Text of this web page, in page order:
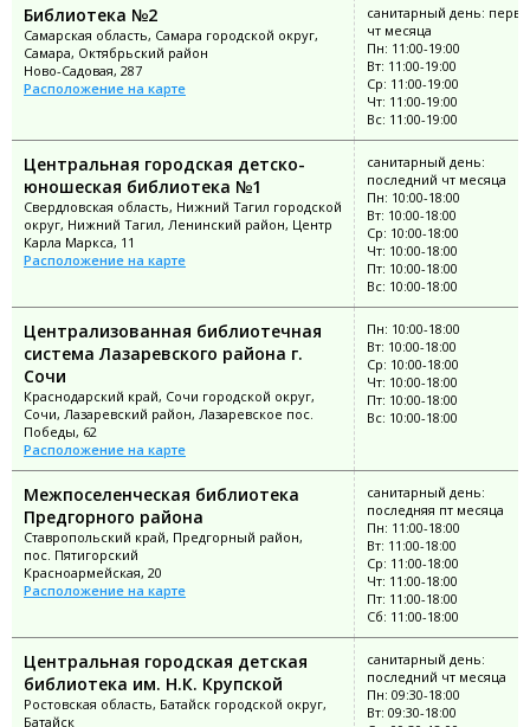
Библиотека №2
Самарская область, Самара городской округ,
Самара, Октябрьский район
Ново-Садовая, 287
Расположение на карте
санитарный день:
чт месяца
Пн: 11:00-19:00
Вт: 11:00-19:00
Ср: 11:00-19:00
Чт: 11:00-19:00
Вс: 11:00-19:00
Центральная городская детско-
юношеская библиотека №1
Свердловская область, Нижний Тагил городской
округ, Нижний Тагил, Ленинский район, Центр
Карла Маркса, 11
Расположение на карте
санитарный день:
последний чт месяца
Пн: 10:00-18:00
Вт: 10:00-18:00
Ср: 10:00-18:00
Чт: 10:00-18:00
Пт: 10:00-18:00
Вс: 10:00-18:00
Централизованная библиотечная
система Лазаревского района г.
Сочи
Краснодарский край, Сочи городской округ,
Сочи, Лазаревский район, Лазаревское пос.
Победы, 62
Расположение на карте
Пн: 10:00-18:00
Вт: 10:00-18:00
Ср: 10:00-18:00
Чт: 10:00-18:00
Пт: 10:00-18:00
Вс: 10:00-18:00
Межпоселенческая библиотека
Предгорного района
Ставропольский край, Предгорный район,
пос. Пятигорский
Красноармейская, 20
Расположение на карте
санитарный день:
последняя пт месяца
Пн: 11:00-18:00
Вт: 11:00-18:00
Ср: 11:00-18:00
Чт: 11:00-18:00
Пт: 11:00-18:00
Сб: 11:00-18:00
Центральная городская детская
библиотека им. Н.К. Крупской
Ростовская область, Батайск городской округ,
Батайск
санитарный день:
последний чт месяца
Пн: 09:30-18:00
Вт: 09:30-18:00